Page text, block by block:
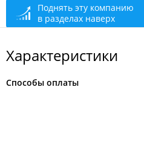
Поднять эту компанию
в разделах наверх
Характеристики
Способы оплаты